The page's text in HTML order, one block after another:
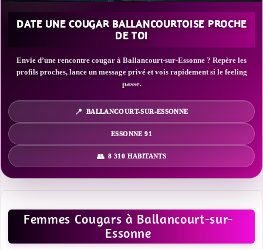
DATE UNE COUGAR BALLANCOURTOISE PROCHE
DE TOI
Envie d’une rencontre cougar à Ballancourt-sur-Essonne ? Repère les
profils proches, lance un message privé et vois rapidement si le feeling
passe.
BALLANCOURT-SUR-ESSONNE
ESSONNE 91
8 310 HABITANTS
Femmes Cougars à Ballancourt-sur-
Essonne